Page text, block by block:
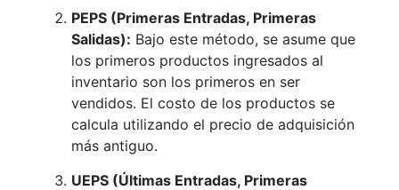
PEPS (Primeras Entradas, Primeras
Salidas): Bajo este método, se asume que
los primeros productos ingresados al
inventario son los primeros en ser
vendidos. El costo de los productos se
calcula utilizando el precio de adquisición
más antiguo.
UEPS (Últimas Entradas, Primeras